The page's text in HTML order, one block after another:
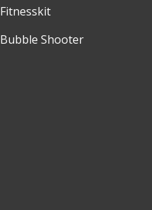
Fitnesskit
Bubble Shooter